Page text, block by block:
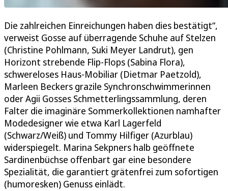
Die zahlreichen Einreichungen haben dies bestätigt“,
verweist Gosse auf überragende Schuhe auf Stelzen
(Christine Pohlmann, Suki Meyer Landrut), gen
Horizont strebende Flip-Flops (Sabina Flora),
schwereloses Haus-Mobiliar (Dietmar Paetzold),
Marleen Beckers grazile Synchronschwimmerinnen
oder Agii Gosses Schmetterlingssammlung, deren
Falter die imaginäre Sommerkollektionen namhafter
Modedesigner wie etwa Karl Lagerfeld
(Schwarz/Weiß) und Tommy Hilfiger (Azurblau)
widerspiegelt. Marina Sekpners halb geöffnete
Sardinenbüchse offenbart gar eine besondere
Spezialität, die garantiert grätenfrei zum sofortigen
(humoresken) Genuss einlädt.